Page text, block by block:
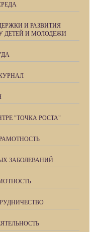
И РАЗВИТИЯ
ДЕТЕЙ И МОЛОДЕЖИ
"ТОЧКА РОСТА"
ЗАБОЛЕВАНИЙ